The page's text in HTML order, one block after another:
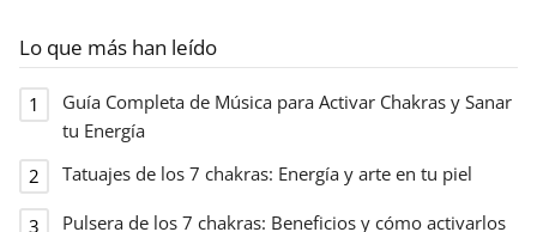
Lo que más han leído
Guía Completa de Música para Activar Chakras y Sanar
tu Energía
Tatuajes de los 7 chakras: Energía y arte en tu piel
Pulsera de los 7 chakras: Beneficios y cómo activarlos